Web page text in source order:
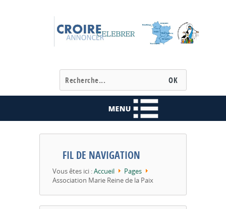
FIL DE NAVIGATION
Vous êtes ici :Accueil
Pages
Association Marie Reine de la Paix